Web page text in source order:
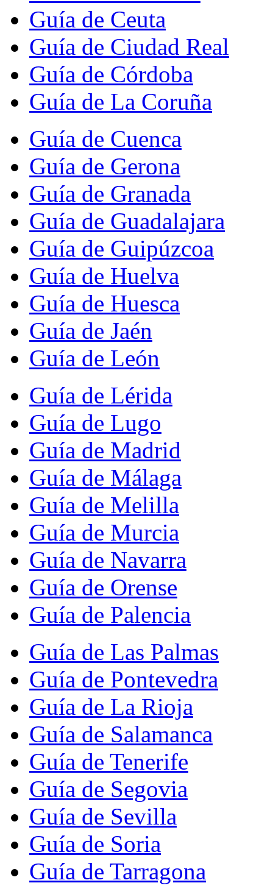
Guía de Ceuta
Guía de Ciudad Real
Guía de Córdoba
Guía de La Coruña
Guía de Cuenca
Guía de Gerona
Guía de Granada
Guía de Guadalajara
Guía de Guipúzcoa
Guía de Huelva
Guía de Huesca
Guía de Jaén
Guía de León
Guía de Lérida
Guía de Lugo
Guía de Madrid
Guía de Málaga
Guía de Melilla
Guía de Murcia
Guía de Navarra
Guía de Orense
Guía de Palencia
Guía de Las Palmas
Guía de Pontevedra
Guía de La Rioja
Guía de Salamanca
Guía de Tenerife
Guía de Segovia
Guía de Sevilla
Guía de Soria
Guía de Tarragona